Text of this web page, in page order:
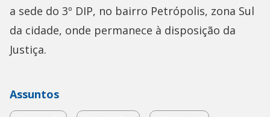
a sede do 3º DIP, no bairro Petrópolis, zona Sul
da cidade, onde permanece à disposição da
Justiça.
Assuntos